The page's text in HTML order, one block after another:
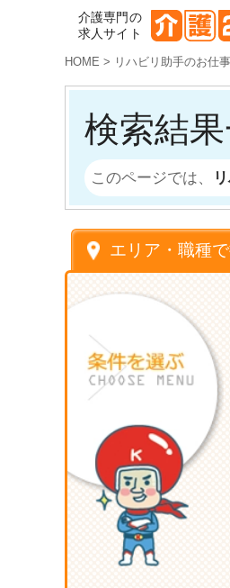
介護専門の
求人サイト
HOME > リハビリ助手のお仕
検索結
このページでは、
エリア・職種